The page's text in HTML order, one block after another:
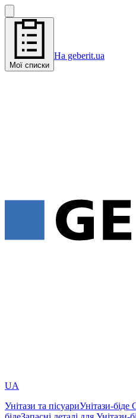
Мої списки
На geberit.ua
UA
Унітази та пісуариУнітази-біде